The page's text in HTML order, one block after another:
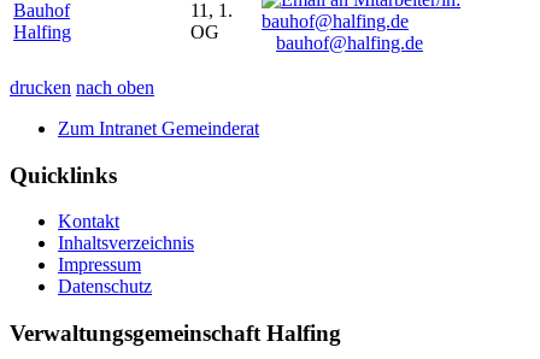
Bauhof
Halfing
11, 1.
OG
bauhof@halfing.de
drucken nach oben
Zum Intranet Gemeinderat
Quicklinks
Kontakt
Inhaltsverzeichnis
Impressum
Datenschutz
Verwaltungsgemeinschaft Halfing